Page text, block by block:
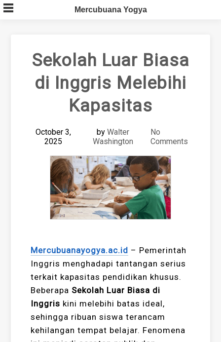
Skip
to
Mercubuana Yogya
Sekolah Luar Biasa
di Inggris Melebihi
Kapasitas
October 3,
2025
by Walter
Washington
No
Comments
Mercubuanayogya.ac.id – Pemerintah
Inggris menghadapi tantangan serius
terkait kapasitas pendidikan khusus.
Beberapa Sekolah Luar Biasa di
Inggris kini melebihi batas ideal,
sehingga ribuan siswa terancam
kehilangan tempat belajar. Fenomena